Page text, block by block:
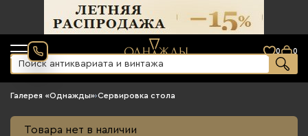
0 0
Галерея «Однажды»›Сервировка стола
Товара нет в наличии